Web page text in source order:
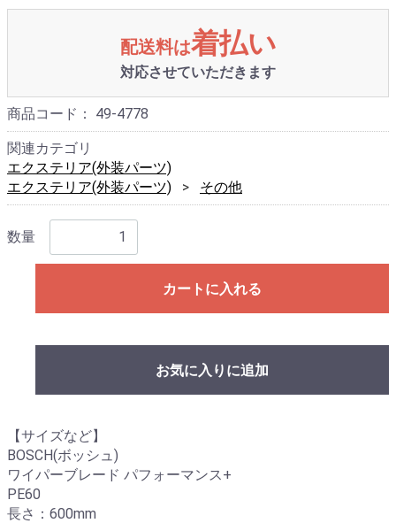
配送料は着払い
対応させていただきます
商品コード： 49-4778
関連カテゴリ
エクステリア(外装パーツ)
エクステリア(外装パーツ)
その他
数量
カートに入れる
お気に入りに追加
【サイズなど】
BOSCH(ボッシュ)
ワイパーブレード パフォーマンス+
PE60
長さ：600mm